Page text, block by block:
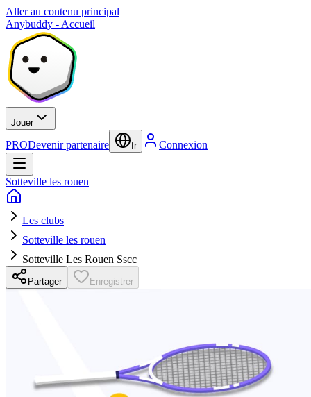
Aller au contenu principal
Anybuddy - Accueil
Jouer
PRODevenir partenaire fr Connexion
Sotteville les rouen
Les clubs
Sotteville les rouen
Sotteville Les Rouen Sscc
Partager Enregistrer